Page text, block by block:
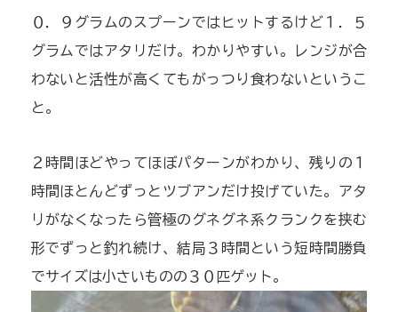
０．９グラムのスプーンではヒットするけど１．５
グラムではアタリだけ。わかりやすい。レンジが合
わないと活性が高くてもがっつり食わないというこ
と。
２時間ほどやってほぼパターンがわかり、残りの１
時間ほとんどずっとツブアンだけ投げていた。アタ
リがなくなったら管極のグネグネ系クランクを挟む
形でずっと釣れ続け、結局３時間という短時間勝負
でサイズは小さいものの３０匹ゲット。